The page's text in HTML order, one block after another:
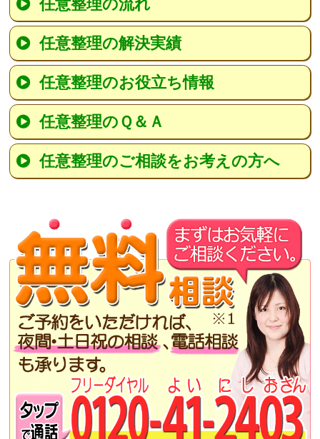
任意整理の解決実績
任意整理のお役立ち情報
任意整理のＱ＆Ａ
任意整理のご相談をお考えの方へ